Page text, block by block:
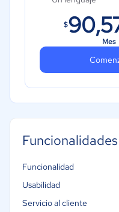
$
Mes
Funcionalidad
Usabilidad
Servicio al cliente